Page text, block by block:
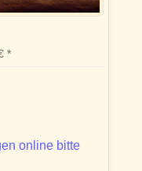
*
online bitte